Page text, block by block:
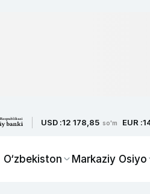
USD :12 178,85 so'm EUR :
O‘zbekiston Markaziy Osiyo